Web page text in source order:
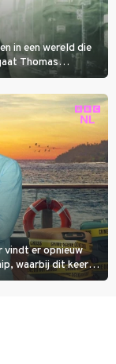
in een wereld die
Thomas
vindt er opnieuw
waarbij dit keer
Marlowe de dader